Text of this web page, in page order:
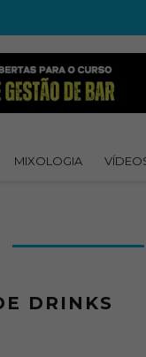
MIXOLOGIA
DRINKS